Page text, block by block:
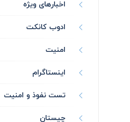
اخبارهای ویژه
ادوب کانکت
امنیت
اینستاگرام
تست نفوذ و امنیت
چیستان